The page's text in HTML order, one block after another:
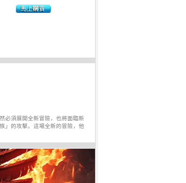
必須展開全新冒險，也將面臨新
」的攻擊。這場全新的冒險，他